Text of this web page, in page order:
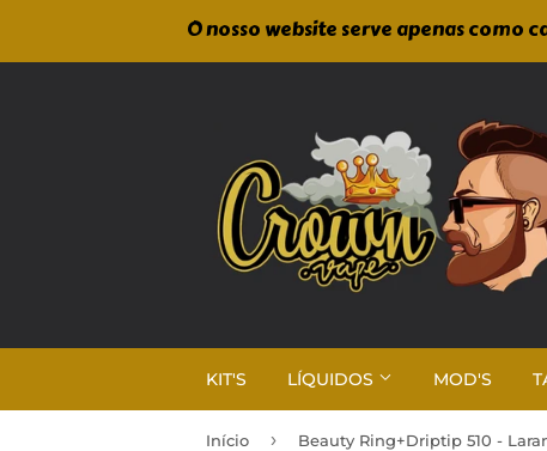
O nosso website serve apenas
KIT'S LÍQUIDOS MOD'S
Início › Beauty Ring+Driptip 510 -